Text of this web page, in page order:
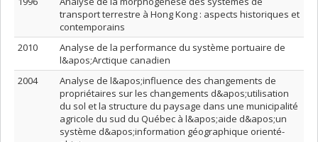
transport terrestre à Hong Kong : aspects historiques et
contemporains
2010
Analyse de la performance du système portuaire de
l&apos;Arctique canadien
2004
Analyse de l&apos;influence des changements de
propriétaires sur les changements d&apos;utilisation
du sol et la structure du paysage dans une municipalité
agricole du sud du Québec à l&apos;aide d&apos;un
système d&apos;information géographique orienté-